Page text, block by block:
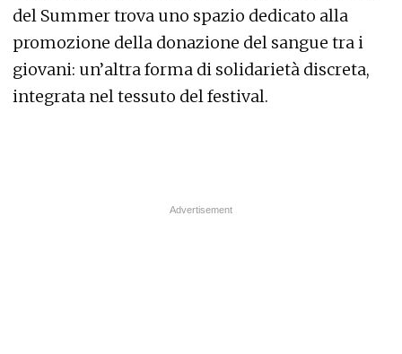
del Summer trova uno spazio dedicato alla
promozione della donazione del sangue tra i
giovani: un’altra forma di solidarietà discreta,
integrata nel tessuto del festival.